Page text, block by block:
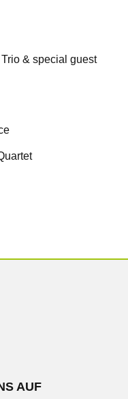
Trio &special guest
AUF